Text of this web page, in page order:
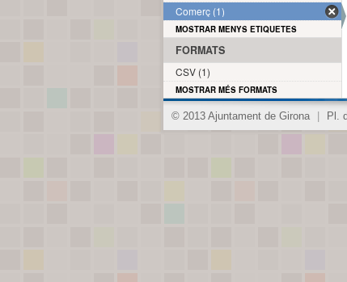
Comerç (1)
MOSTRAR MENYS ETIQUETES
FORMATS
CSV (1)
MOSTRAR MÉS FORMATS
© 2013 Ajuntament de Girona Pl.